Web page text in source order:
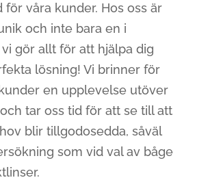
för våra kunder. Hos oss är
och inte bara en i
gör allt för att hjälpa dig
lösning! Vi brinner för
en upplevelse utöver
tar oss tid för att se till att
blir tillgodosedda, såväl
som vid val av båge